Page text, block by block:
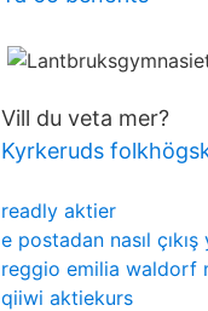
Vill du veta mer?
Kyrkeruds
readly aktier
e postadan nasıl çıkış
reggio emilia waldorf
qiiwi aktiekurs